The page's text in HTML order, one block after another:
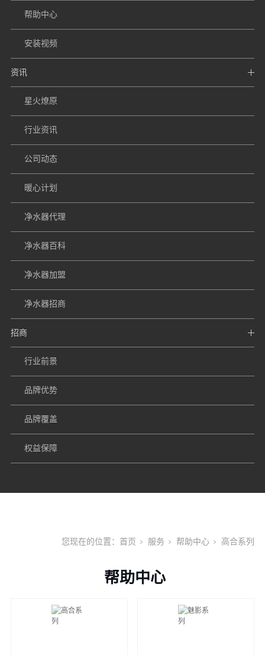
帮助中心
安装视频
资讯
星火燎原
行业资讯
公司动态
暖心计划
净水器代理
净水器百科
净水器加盟
净水器招商
招商
行业前景
品牌优势
品牌覆盖
权益保障
您现在的位置：首页 服务 帮助中心 高合系列
帮助中心